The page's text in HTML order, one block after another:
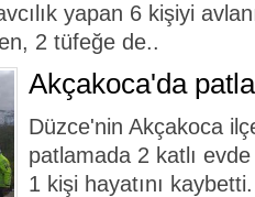
yapan 6 kişiyi
2 tüfeğe de..
Akçakoca'da
Düzce'nin Akçakoca
patlamada 2 katlı
1 kişi hayatını kaybetti.